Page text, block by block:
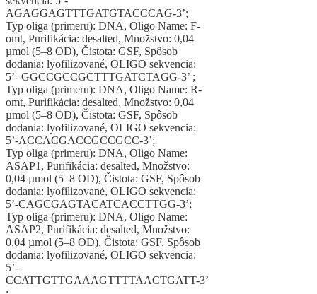
AGAGGAGTTTGATGTACCCAG-3’;
Typ oliga (primeru): DNA, Oligo Name: F-
omt, Purifikácia: desalted, Množstvo: 0,04
µmol (5–8 OD), Čistota: GSF, Spôsob
dodania: lyofilizované, OLIGO sekvencia:
5’- GGCCGCCGCTTTGATCTAGG-3’ ;
Typ oliga (primeru): DNA, Oligo Name: R-
omt, Purifikácia: desalted, Množstvo: 0,04
µmol (5–8 OD), Čistota: GSF, Spôsob
dodania: lyofilizované, OLIGO sekvencia:
5’-ACCACGACCGCCGCC-3’;
Typ oliga (primeru): DNA, Oligo Name:
ASAP1, Purifikácia: desalted, Množstvo:
0,04 µmol (5–8 OD), Čistota: GSF, Spôsob
dodania: lyofilizované, OLIGO sekvencia:
5’-CAGCGAGTACATCACCTTGG-3’;
Typ oliga (primeru): DNA, Oligo Name:
ASAP2, Purifikácia: desalted, Množstvo:
0,04 µmol (5–8 OD), Čistota: GSF, Spôsob
dodania: lyofilizované, OLIGO sekvencia:
5’-
CCATTGTTGAAAGTTTTAACTGATT-3’